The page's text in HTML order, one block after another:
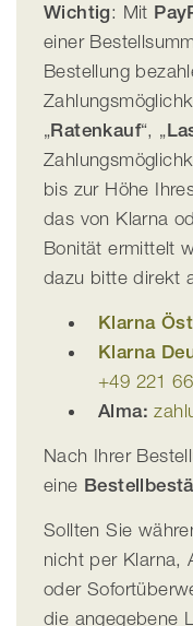
Wichtig: Mit
einer
Bestellung
„Ratenkauf“, „
bis zur Höhe
das von Klarna
Bonität ermittelt
dazu bitte direkt
Klarna
Klarna
+49 221
Alma:
Nach Ihrer
eine
Sollten Sie
nicht per Klarna,
oder
die angegebene